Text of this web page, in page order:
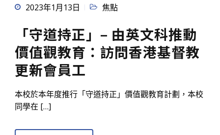
2023年1月13日 焦點
「守道持正」– 由英文科推動
價值觀教育：訪問香港基督教
更新會員工
本校於本年度推行「守道持正」價值觀教育計劃，本校
同學在 […]